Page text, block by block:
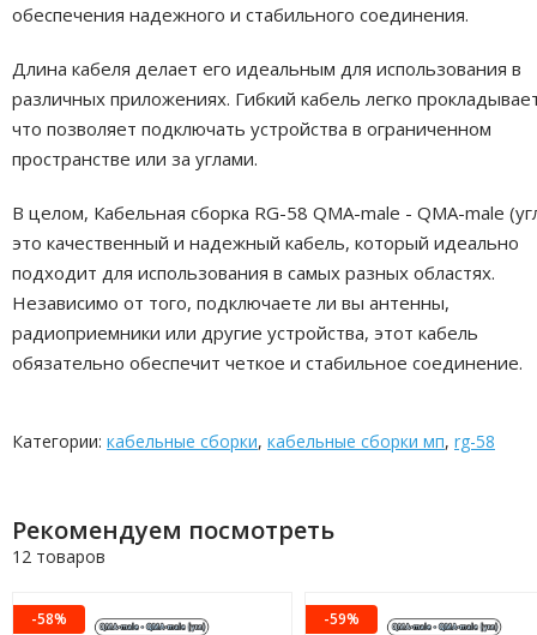
обеспечения надежного и стабильного соединения.
Длина кабеля делает его идеальным для использования в
различных приложениях. Гибкий кабель легко
что позволяет подключать устройства в ограниченном
пространстве или за углами.
В целом, Кабельная сборка RG-58 QMA-male - QMA-male
это качественный и надежный кабель, который идеально
подходит для использования в самых разных областях.
Независимо от того, подключаете ли вы антенны,
радиоприемники или другие устройства, этот кабель
обязательно обеспечит четкое и стабильное соединение.
Категории: кабельные сборки, кабельные сборки мп, rg-58
Рекомендуем посмотреть
12 товаров
-58% -59%